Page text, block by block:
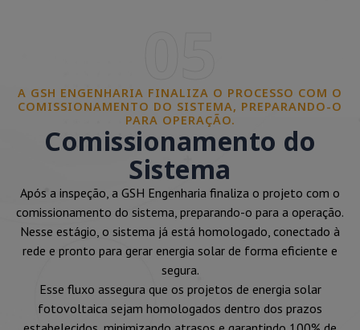
A GSH ENGENHARIA FINALIZA O PROCESSO COM O
COMISSIONAMENTO DO SISTEMA, PREPARANDO-O
PARA OPERAÇÃO.
Comissionamento do
Sistema
Após a inspeção, a GSH Engenharia finaliza o projeto com o
comissionamento do sistema, preparando-o para a operação.
Nesse estágio, o sistema já está homologado, conectado à
rede e pronto para gerar energia solar de forma eficiente e
segura.
Esse fluxo assegura que os projetos de energia solar
fotovoltaica sejam homologados dentro dos prazos